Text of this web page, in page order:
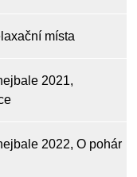
místa
2021,
2022, O pohár